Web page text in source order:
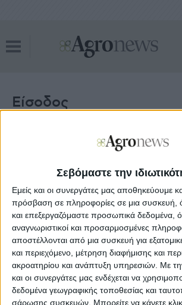
Σεβόμαστε την
Εμείς και οι συνεργάτες μας αποθηκεύουμε
πρόσβαση σε πληροφορίες σε μια συσκευή,
και επεξεργαζόμαστε προσωπικά δεδομένα,
αναγνωριστικοί και προσαρμοσμένες
αποστέλλονται από μια συσκευή για
και περιεχόμενο, μέτρηση διαφήμισης και
ακροατηρίου και ανάπτυξη υπηρεσιών. Με
και οι συνεργάτες μας ενδέχεται να
δεδομένα γεωγραφικής τοποθεσίας και
σάρωσης συσκευών. Μπορείτε να κάνετε κλικ
Είσοδος
Password
Υπενθύμιση κωδικού
* υποχρεωτικά πεδία